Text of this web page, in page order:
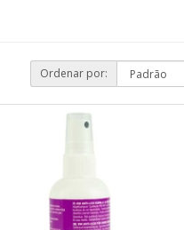
Ordenar por: